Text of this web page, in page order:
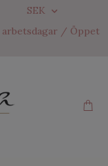
SEK
/ Öppet